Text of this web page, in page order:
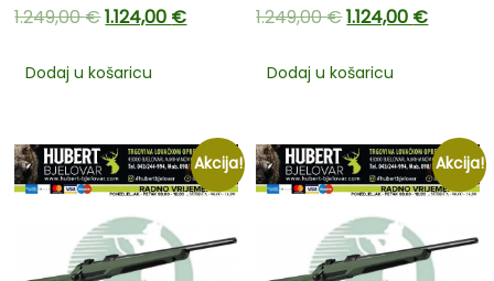
1.249,00€1.124,00 €
Dodaj u košaricu
1.249,00€1.124,00 €
Dodaj u košaricu
Akcija! Akcija!